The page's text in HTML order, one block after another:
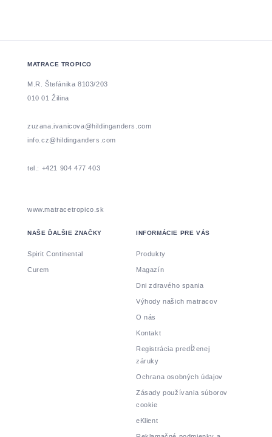
MATRACE TROPICO
M.R. Štefánika 8103/203
010 01 Žilina
zuzana.ivanicova@hildinganders.com
info.cz@hildinganders.com
tel.: +421 904 477 403
www.matracetropico.sk
NAŠE ĎALŠIE ZNAČKY
Spirit Continental
Curem
INFORMÁCIE PRE VÁS
Produkty
Magazín
Dni zdravého spania
Výhody našich matracov
O nás
Kontakt
Registrácia predĺženej
záruky
Ochrana osobných údajov
Zásady používania súborov
cookie
eKlient